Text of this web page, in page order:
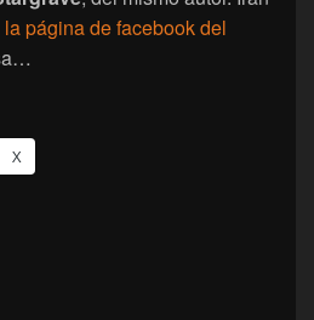
la página de facebook del
X